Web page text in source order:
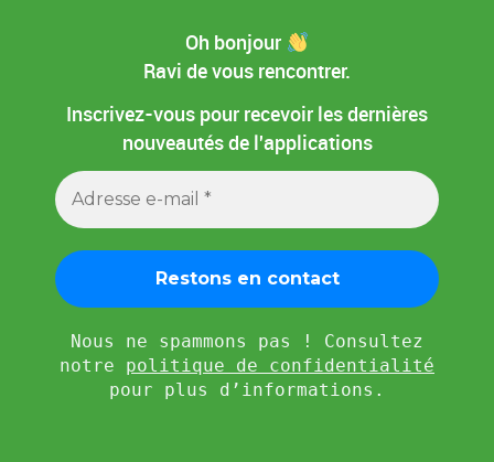
Oh bonjour
Ravi de vous rencontrer.
Inscrivez-vous pour recevoir les dernières
nouveautés de l'applications
Nous ne spammons pas ! Consultez
notre politique de confidentialité
pour plus d’informations.